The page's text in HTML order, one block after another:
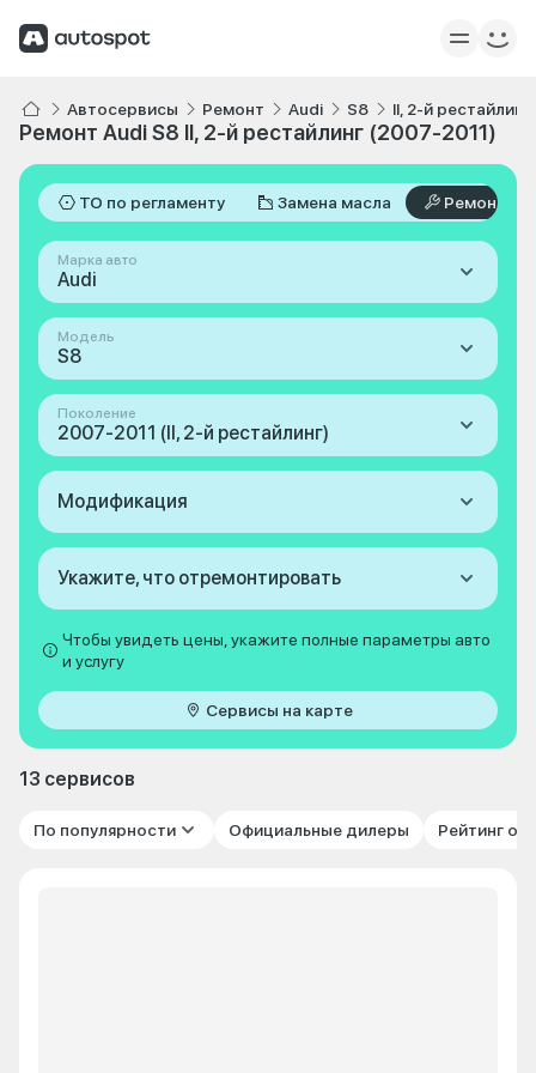
Автосервисы Ремонт Audi S8 II, 2-й
Ремонт Audi S8 II, 2-й рестайлинг (2007-2011)
ТО по регламенту Замена масла Ремонт
Марка авто
Audi
Модель
S8
Поколение
2007-2011 (II, 2-й рестайлинг)
Модификация
Укажите, что отремонтировать
Чтобы увидеть цены, укажите полные параметры авто
и услугу
Сервисы на карте
13 сервисов
По популярности Официальные дилеры Рейтинг